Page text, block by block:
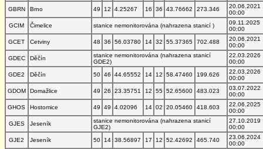
GBRN
Brno 49 12 4.25267 16 36 43.76662 273.346
20.06.2021
00:00
GCIM
Čimelice stanice nemonitorována (nahrazena stanicí )
09.11.2025
00:00
GCET
Cetviny 48 36 56.03780 14 32 55.37365 702.488
20.06.2021
00:00
GDEC
Děčín
stanice nemonitorována (nahrazena stanicí
GDE2)
22.03.2026
00:00
GDE2
Děčín 50 46 44.65552 14 12 58.47460 199.626
22.03.2026
00:00
GDOM
Domažlice 49 26 23.35751 12 55 52.65600 483.023
03.07.2022
00:00
GHOS
Hostomice 49 49 4.02096 14 02 20.05460 418.603
22.06.2025
00:00
GJES
Jeseník
stanice nemonitorována (nahrazena stanicí
GJE2)
27.10.2019
00:00
GJE2
Jeseník 50 14 38.56897 17 12 52.42692 465.740
23.06.2024
00:00